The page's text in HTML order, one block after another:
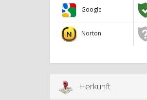
Google
Norton
Herkunft